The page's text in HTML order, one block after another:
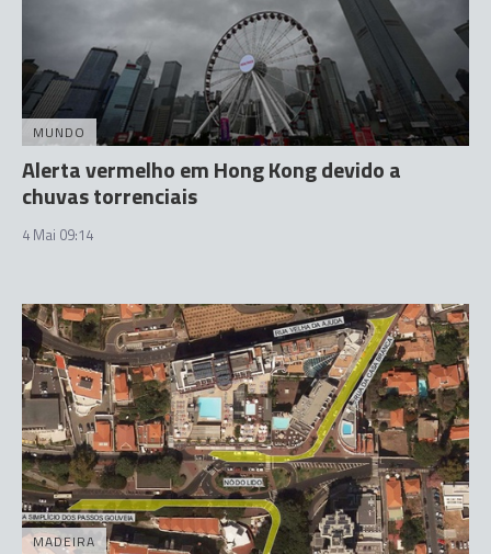
MUNDO
Alerta vermelho em Hong Kong devido a
chuvas torrenciais
4 Mai 09:14
MADEIRA